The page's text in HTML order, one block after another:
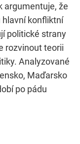
argumentuje, že
hlavní konfliktní
politické strany
rozvinout teorii
Analyzované
Maďarsko
po pádu